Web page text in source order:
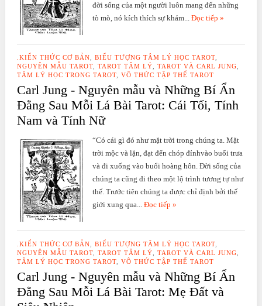
đời sống của một người luôn mang đến những
tò mò, nó kích thích sự khám... Đọc tiếp »
.KIẾN THỨC CƠ BẢN, BIỂU TƯỢNG TÂM LÝ HỌC TAROT,
NGUYÊN MẪU TAROT, TAROT TÂM LÝ, TAROT VÀ CARL JUNG,
TÂM LÝ HỌC TRONG TAROT, VÔ THỨC TẬP THỂ TAROT
Carl Jung - Nguyên mẫu và Những Bí Ẩn
Đằng Sau Mỗi Lá Bài Tarot: Cái Tối, Tính
Nam và Tính Nữ
“Có cái gì đó như mặt trời trong chúng ta. Mặt
trời mộc và lặn, đạt đến chóp đỉnhvào buổi trưa
và đi xuống vào buổi hoàng hôn. Đời sống của
chúng ta cũng đi theo một lộ trình tương tự như
thế. Trước tiên chúng ta được chỉ định bởi thế
giới xung qua... Đọc tiếp »
.KIẾN THỨC CƠ BẢN, BIỂU TƯỢNG TÂM LÝ HỌC TAROT,
NGUYÊN MẪU TAROT, TAROT TÂM LÝ, TAROT VÀ CARL JUNG,
TÂM LÝ HỌC TRONG TAROT, VÔ THỨC TẬP THỂ TAROT
Carl Jung - Nguyên mẫu và Những Bí Ẩn
Đằng Sau Mỗi Lá Bài Tarot: Mẹ Đất và